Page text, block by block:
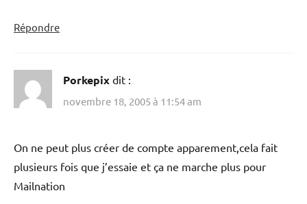
Répondre
Porkepix dit :
novembre 18, 2005 à 11:54 am
On ne peut plus créer de compte apparement,cela fait
plusieurs fois que j’essaie et ça ne marche plus pour
Mailnation